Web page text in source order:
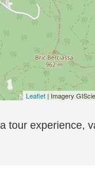
Leaflet| Imagery
tour experience,